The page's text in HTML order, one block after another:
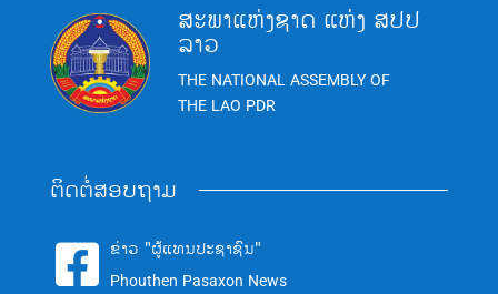
ສະພາແຫ່ງຊາດ ແຫ່ງ ສປປ
ລາວ
THE NATIONAL ASSEMBLY OF
THE LAO PDR
ຕິດຕໍ່ສອບຖາມ
 ຂ່າວ "ຜູ້ແທນປະຊາຊົນ"
Phouthen Pasaxon News